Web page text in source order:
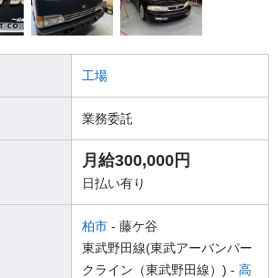
工場
業務委託
月給300,000円
日払い有り
柏市 - 藤ケ谷
東武野田線(東武アーバンパー
クライン（東武野田線）) - 高